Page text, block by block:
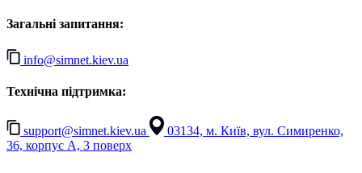
Загальні запитання:
info@simnet.kiev.ua
Технічна підтримка:
support@simnet.kiev.ua
03134, м. Київ, вул. Симиренко,
36, корпус А, 3 поверх